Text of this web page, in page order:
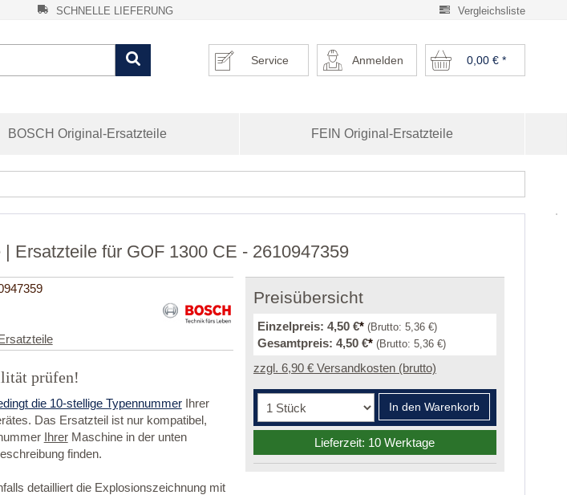
Vergleichsliste
SCHNELLE LIEFERUNG
0,00 €*
Anmelden
Service
BOSCH Original-Ersatzteile FEIN Original-Ersatzteile
Ersatzteile für GOF 1300 CE - 2610947359
prüfen!
die 10-stellige TypennummerIhrer
Das Ersatzteil ist nur kompatibel,
IhrerMaschine in der unten
finden.
detailliert die Explosionszeichnung mit
Preisübersicht
Einzelpreis: 4,50 €* (Brutto: 5,36 €)
Gesamtpreis: 4,50 €* (Brutto: 5,36 €)
zzgl. 6,90 € Versandkosten (brutto)
In den Warenkorb
Lieferzeit: 10 Werktage